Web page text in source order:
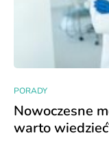
PORADY
Nowoczesne
warto